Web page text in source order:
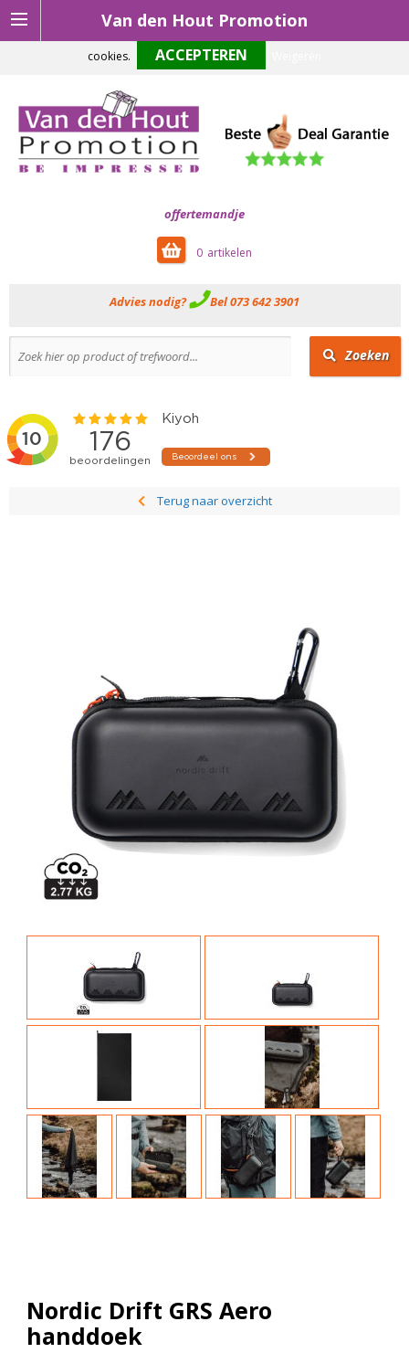
Van den Hout Promotion
offertemandje
0
Advies nodig? Bel 073 642 3901
Zoeken
Terug naar overzicht
Nordic Drift GRS Aero
handdoek
Om onze website optimaal te laten functioneren maken wij gebruik van
cookies.